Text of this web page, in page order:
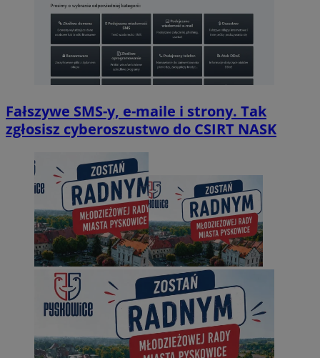
Fałszywe SMS-y, e-maile i strony. Tak
zgłosisz cyberoszustwo do CSIRT NASK